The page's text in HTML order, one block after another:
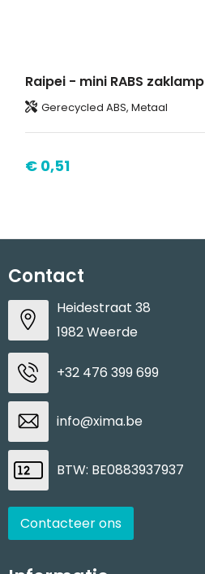
Raipei - mini RABS zaklamp
Gerecycled ABS, Metaal
€ 0,51
Contact
Heidestraat 38
1982 Weerde
+32 476 399 699
info@xima.be
BTW: BE0883937937
Contacteer ons